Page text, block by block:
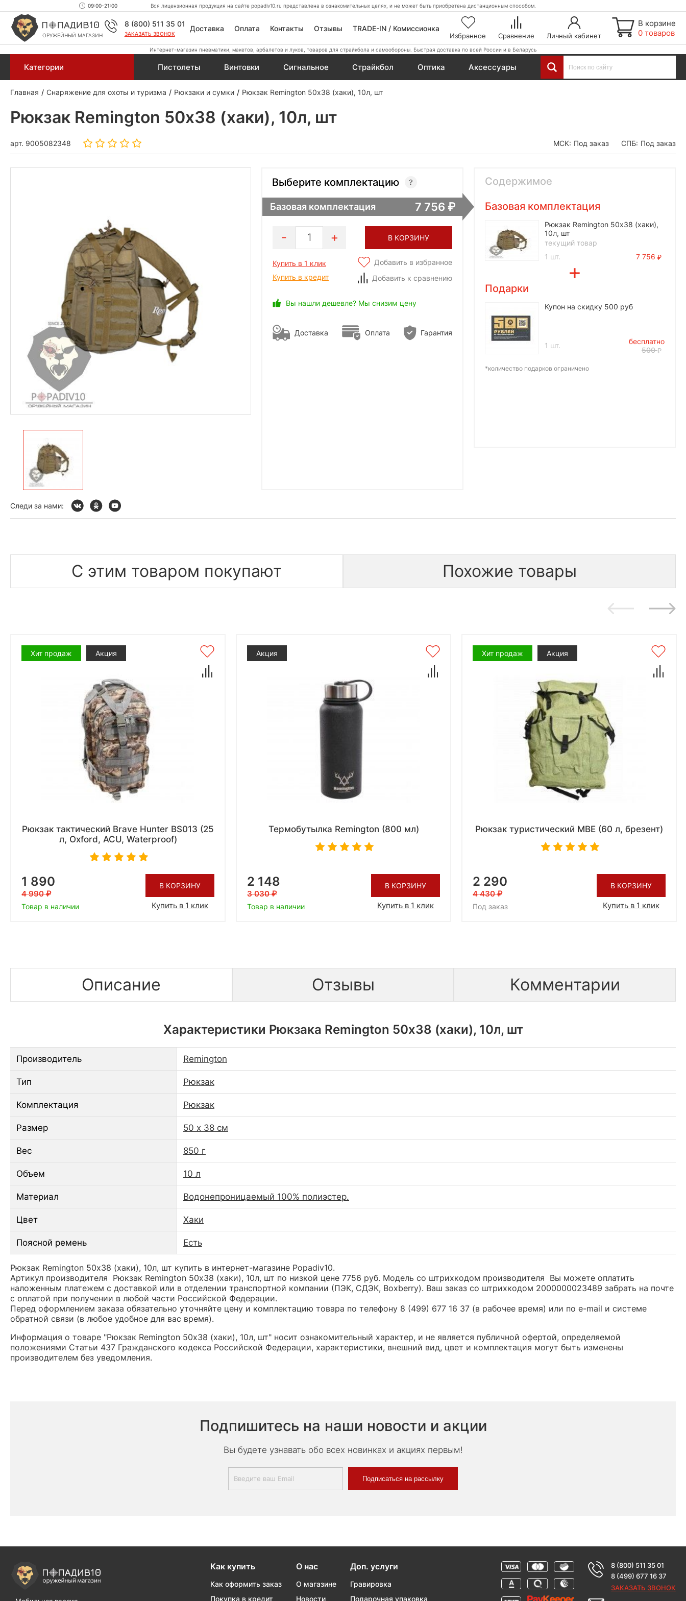
09:00-21:00 Вся лицензионная продукция на сайте popadiv10.ru представлена в ознакомительных целях, и не может быть приобретена дистанционным способом.
ОРУЖЕЙНЫЙ МАГАЗИН
8 (800) 511 35 01
ЗАКАЗАТЬ ЗВОНОК
Доставка Оплата Контакты Отзывы TRADE-IN / Комиссионка
Избранное Сравнение Личный кабинет
В корзине
0 товаров
Интернет-магазин пневматики, макетов, арбалетов и луков, товаров для страйкбола и самообороны. Быстрая доставка по всей России и в Беларусь
Категории Пистолеты Винтовки Сигнальное Страйкбол Оптика Аксессуары
Главная Снаряжение для охоты и туризма Рюкзаки и сумки Рюкзак Remington 50х38 (хаки), 10л, шт
Рюкзак Remington 50х38 (хаки), 10л, шт
арт. 9005082348 МСК: Под заказ СПБ: Под заказ
Выберите комплектацию
Базовая комплектация 7 756
1 В КОРЗИНУ
Купить в 1 клик
Купить в кредит
Добавить в избранное
Добавить к сравнению
Вы нашли дешевле? Мы снизим цену
Доставка Оплата Гарантия
Содержимое
Базовая комплектация
Рюкзак Remington 50х38 (хаки),
10л, шт
текущий товар
1 шт.
7 756
Подарки
Купон на скидку 500 руб
1 шт.
бесплатно
500
*количество подарков ограничено
Следи за нами:
С этим товаром покупают Похожие товары
Хит продаж Акция
Рюкзак тактический Brave Hunter BS013 (25
л, Oxford, ACU, Waterproof)
1 890
4 990
Товар в наличии
В КОРЗИНУ
Купить в 1 клик
Акция
Термобутылка Remington (800 мл)
2 148
3 030
Товар в наличии
В КОРЗИНУ
Купить в 1 клик
Хит продаж Акция
Рюкзак туристический МВЕ (60 л, брезент)
2 290
4 430
Под заказ
В КОРЗИНУ
Купить в 1 клик
Описание Отзывы Комментарии
Характеристики Рюкзака Remington 50х38 (хаки), 10л, шт
Производитель Remington
Тип Рюкзак
Комплектация Рюкзак
Размер 50 х 38 см
Вес 850 г
Объем 10 л
Материал Водонепроницаемый 100% полиэстер.
Цвет Хаки
Поясной ремень Есть
Рюкзак Remington 50х38 (хаки), 10л, шт купить в интернет-магазине Popadiv10.
Артикул производителя Рюкзак Remington 50х38 (хаки), 10л, шт по низкой цене 7756 руб. Модель со штрихкодом производителя Вы можете оплатить
наложенным платежем с доставкой или в отделении транспортной компании (ПЭК, СДЭК, Boxberry). Ваш заказ со штрихкодом 2000000023489 забрать на почте
с оплатой при получении в любой части Российской Федерации.
Перед оформлением заказа обязательно уточняйте цену и комплектацию товара по телефону 8 (499) 677 16 37 (в рабочее время) или по e-mail и системе
обратной связи (в любое удобное для вас время).
Информация о товаре "Рюкзак Remington 50х38 (хаки), 10л, шт" носит ознакомительный характер, и не является публичной офертой, определяемой
положениями Статьи 437 Гражданского кодекса Российской Федерации, характеристики, внешний вид, цвет и комплектация могут быть изменены
производителем без уведомления.
Подпишитесь на наши новости и акции
Вы будете узнавать обо всех новинках и акциях первым!
Подписаться на рассылку
Как купить
Как оформить заказ
Покупка в кредит
О нас
О магазине
Новости
Доп. услуги
Гравировка
Подарочная упаковка
8 (800) 511 35 01
8 (499) 677 16 37
ЗАКАЗАТЬ ЗВОНОК